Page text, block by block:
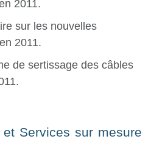
2011.
sur les nouvelles
2011.
de sertissage des câbles
Services sur mesure